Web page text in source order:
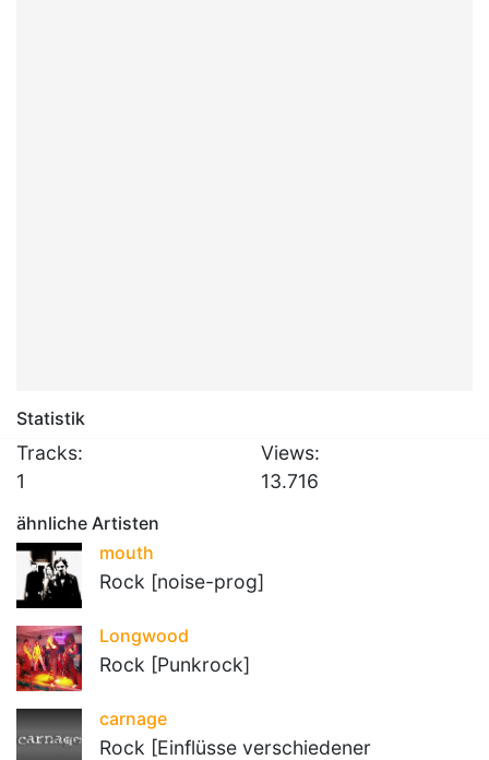
Statistik
Tracks:
1
Views:
13.716
ähnliche Artisten
mouth
Rock [noise-prog]
Longwood
Rock [Punkrock]
carnage
Rock [Einflüsse verschiedener